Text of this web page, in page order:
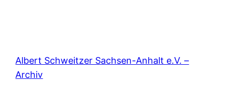
Albert Schweitzer Sachsen-Anhalt e.V. –
Archiv